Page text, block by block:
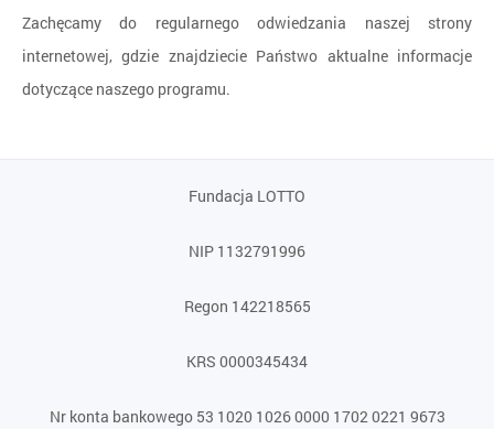
Zachęcamy do regularnego odwiedzania naszej strony
internetowej, gdzie znajdziecie Państwo aktualne informacje
dotyczące naszego programu.
Fundacja LOTTO
NIP 1132791996
Regon 142218565
KRS 0000345434
Nr konta bankowego 53 1020 1026 0000 1702 0221 9673